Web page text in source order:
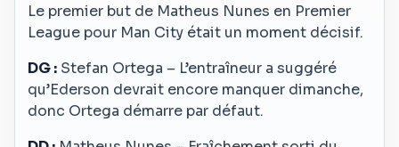
Le premier but de Matheus Nunes en Premier
League pour Man City était un moment décisif.
DG : Stefan Ortega – L’entraîneur a suggéré
qu’Ederson devrait encore manquer dimanche,
donc Ortega démarre par défaut.